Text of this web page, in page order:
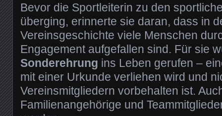
Bevor die Sportleiterin zu den
überging, erinnerte sie daran, dass in
Vereinsgeschichte viele Menschen
Engagement aufgefallen sind. Für sie
Sonderehrung ins Leben gerufen –
mit einer Urkunde verliehen wird und
Vereinsmitgliedern vorbehalten ist.
Familienangehörige und